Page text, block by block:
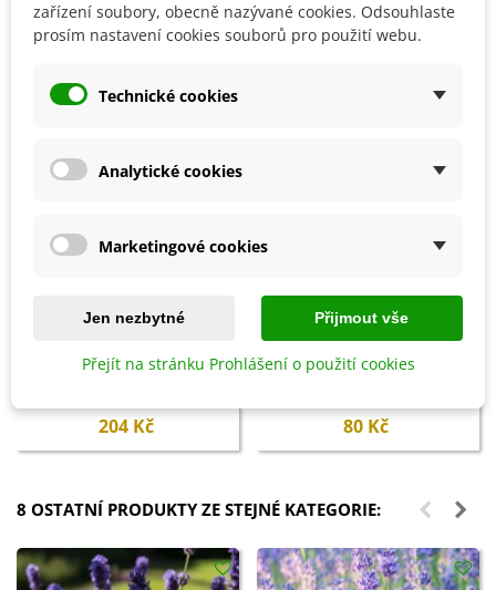
SOUVISEJÍCÍ PRODUKTY
Bylinky pro každého - kniha -
204 Kč
Přidat do košíku
Květinová směs - Ohnivý večer -
80 Kč
8 OSTATNÍ PRODUKTY ZE STEJNÉ KATEGORIE:
zařízení soubory, obecně nazývané cookies. Odsouhlaste
prosím nastavení cookies souborů pro použití webu.
Technické cookies
Analytické cookies
Marketingové cookies
Jen nezbytné Přijmout vše
Přejít na stránku Prohlášení o použití cookies